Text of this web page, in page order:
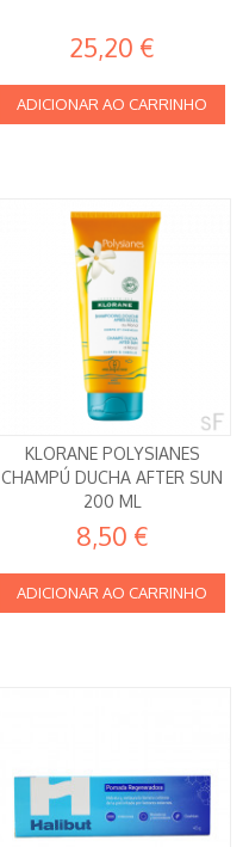
25,20 €
ADICIONAR AO CARRINHO
KLORANE POLYSIANES
CHAMPÚ DUCHA AFTER SUN
200 ML
8,50 €
ADICIONAR AO CARRINHO